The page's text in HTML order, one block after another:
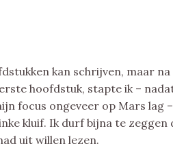
kan schrijven, maar
hoofdstuk, stapte ik –
focus ongeveer op Mars lag
kluif. Ik durf bijna te
uit willen lezen.